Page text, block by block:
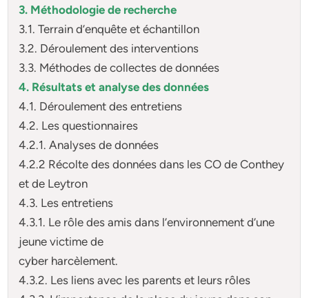
3. Méthodologie de recherche
3.1. Terrain d’enquête et échantillon
3.2. Déroulement des interventions
3.3. Méthodes de collectes de données
4. Résultats et analyse des données
4.1. Déroulement des entretiens
4.2. Les questionnaires
4.2.1. Analyses de données
4.2.2 Récolte des données dans les CO de Conthey
et de Leytron
4.3. Les entretiens
4.3.1. Le rôle des amis dans l’environnement d’une
jeune victime de
cyber harcèlement.
4.3.2. Les liens avec les parents et leurs rôles